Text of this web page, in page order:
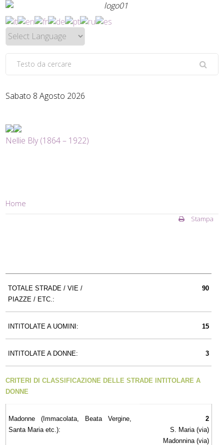
Sabato 8 Agosto 2026
Nellie Bly (1864 – 1922)
Home
Stampa
TOTALE STRADE / VIE /
PIAZZE / ETC.:
90
INTITOLATE A UOMINI: 15
INTITOLATE A DONNE: 3
CRITERI DI CLASSIFICAZIONE DELLE STRADE INTITOLARE A
DONNE
Madonne (Immacolata, Beata Vergine,
Santa Maria etc.):
2
S. Maria (via)
Madonnina (via)